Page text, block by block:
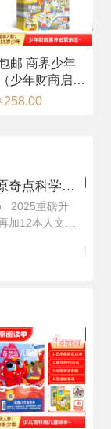
邮 商界少年
（少年财商启
蒙）（1年共12
258.00
奇点科学）
文版）（1
+历史版）
2025重磅升
加12本人文知